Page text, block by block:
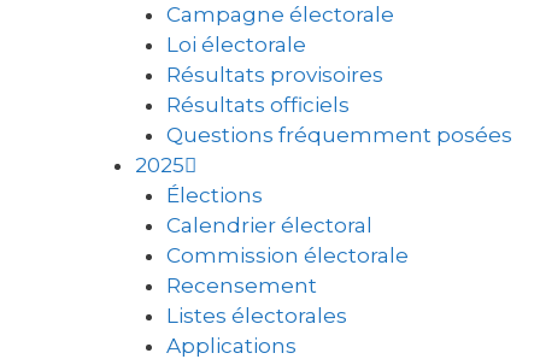
Campagne électorale
Loi électorale
Résultats provisoires
Résultats officiels
Questions fréquemment posées
2025
Élections
Calendrier électoral
Commission électorale
Recensement
Listes électorales
Applications